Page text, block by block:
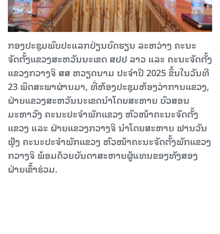
ກອງປະຊຸມພົບປະແລກປ່ຽນບົດຮຽນ ລະຫວ່າງ ຄະນະ
ຈັດຕັ້ງແຂວງສະຫວັນນະເຂດ ສປປ ລາວ ແລະ ຄະນະຈັດຕັ້ງ
ແຂວງກວາງຈິ ສສ ຫວຽດນາມ ປະຈໍາປີ 2025 ຂຶ້ນໃນວັນທີ
23 ພຶດສະພາຜ່ານມາ, ທີ່ຫ້ອງປະຊຸມຫ້ອງວ່າການແຂວງ,
ຝ່າຍແຂວງສະຫວັນນະເຂດນໍາໂດຍສະຫາຍ ບົວສອນ
ມະຫາວົງ ຄະນະປະຈຳພັກແຂວງ ຫົວໜ້າຄະນະຈັດຕັ້ງ
ແຂວງ ແລະ ຝ່າຍແຂວງກວາງຈິ ນໍາໂດຍສະຫາຍ ຟານວັນ
ຟຸ້ງ ຄະນະປະຈຳພັກແຂວງ ຫົວໜ້າຄະນະຈັດຕັ້ງພັກແຂວງ
ກວາງຈິ ພ້ອມດ້ວຍບັນດາສະຫາຍຜູ້ແທນຂອງທັງສອງ
ຝ່າຍເຂົ້າຮ່ວມ.